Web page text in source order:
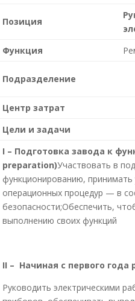
Позиция
Функция
Подразделение
Центр затрат
Цели и задачи
I – Подготовка завода к
preparation)Участвовать в
функционированию, принимать
операционных процедур — в
безопасности;Обеспечить,
выполнению своих функций
II – Начиная с первого года
Руководить электрическими